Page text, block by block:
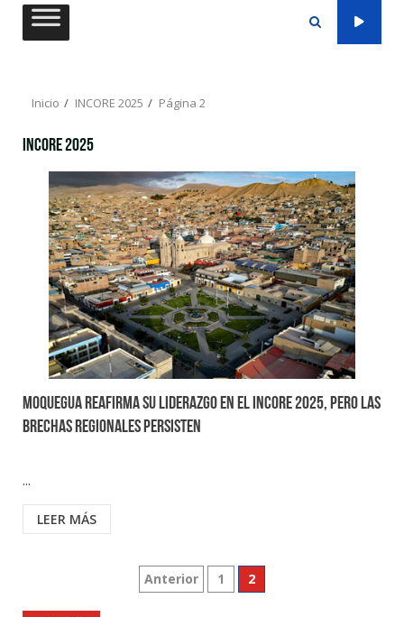
Saltar
Inicio INCORE 2025 Página 2
INCORE 2025
Moquegua reafirma su liderazgo en el INCORE 2025, pero las
brechas regionales persisten
...
LEER MÁS
Paginación
Anterior 1 2